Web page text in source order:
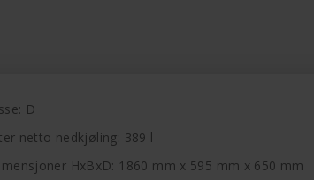
D
netto nedkjøling: 389 l
HxBxD: 1860 mm x 595 mm x 650 mm